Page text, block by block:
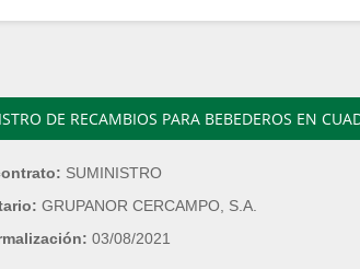
DE RECAMBIOS PARA BEBEDEROS EN
SUMINISTRO
GRUPANOR CERCAMPO, S.A.
03/08/2021